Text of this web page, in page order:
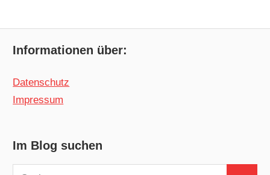
Informationen über:
Datenschutz
Impressum
Im Blog suchen
Suchen